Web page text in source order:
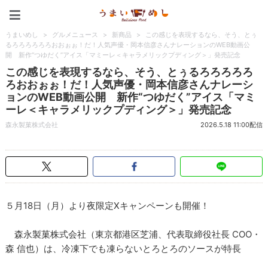
うまいめし > グルメニュース > 新商品 >
この感じを表現するなら、そう、とぅ
るろろろろろろおおぉぉ！だ！人気声優・岡本信彦さんナレーションのWEB動画公
開 新作“つゆだく”アイス「マミーレ＜キャラメリックプディング＞」発売記念
この感じを表現するなら、そう、とぅるろろろろろ
ろおおぉぉ！だ！人気声優・岡本信彦さんナレーシ
ョンのWEB動画公開 新作“つゆだく”アイス「マミ
ーレ＜キャラメリックプディング＞」発売記念
森永製菓株式会社 2026.5.18 11:00配信
５月18日（月）より夜限定Xキャンペーンも開催！
森永製菓株式会社（東京都港区芝浦、代表取締役社長 COO・
森 信也）は、冷凍下でも凍らないとろとろのソースが特長